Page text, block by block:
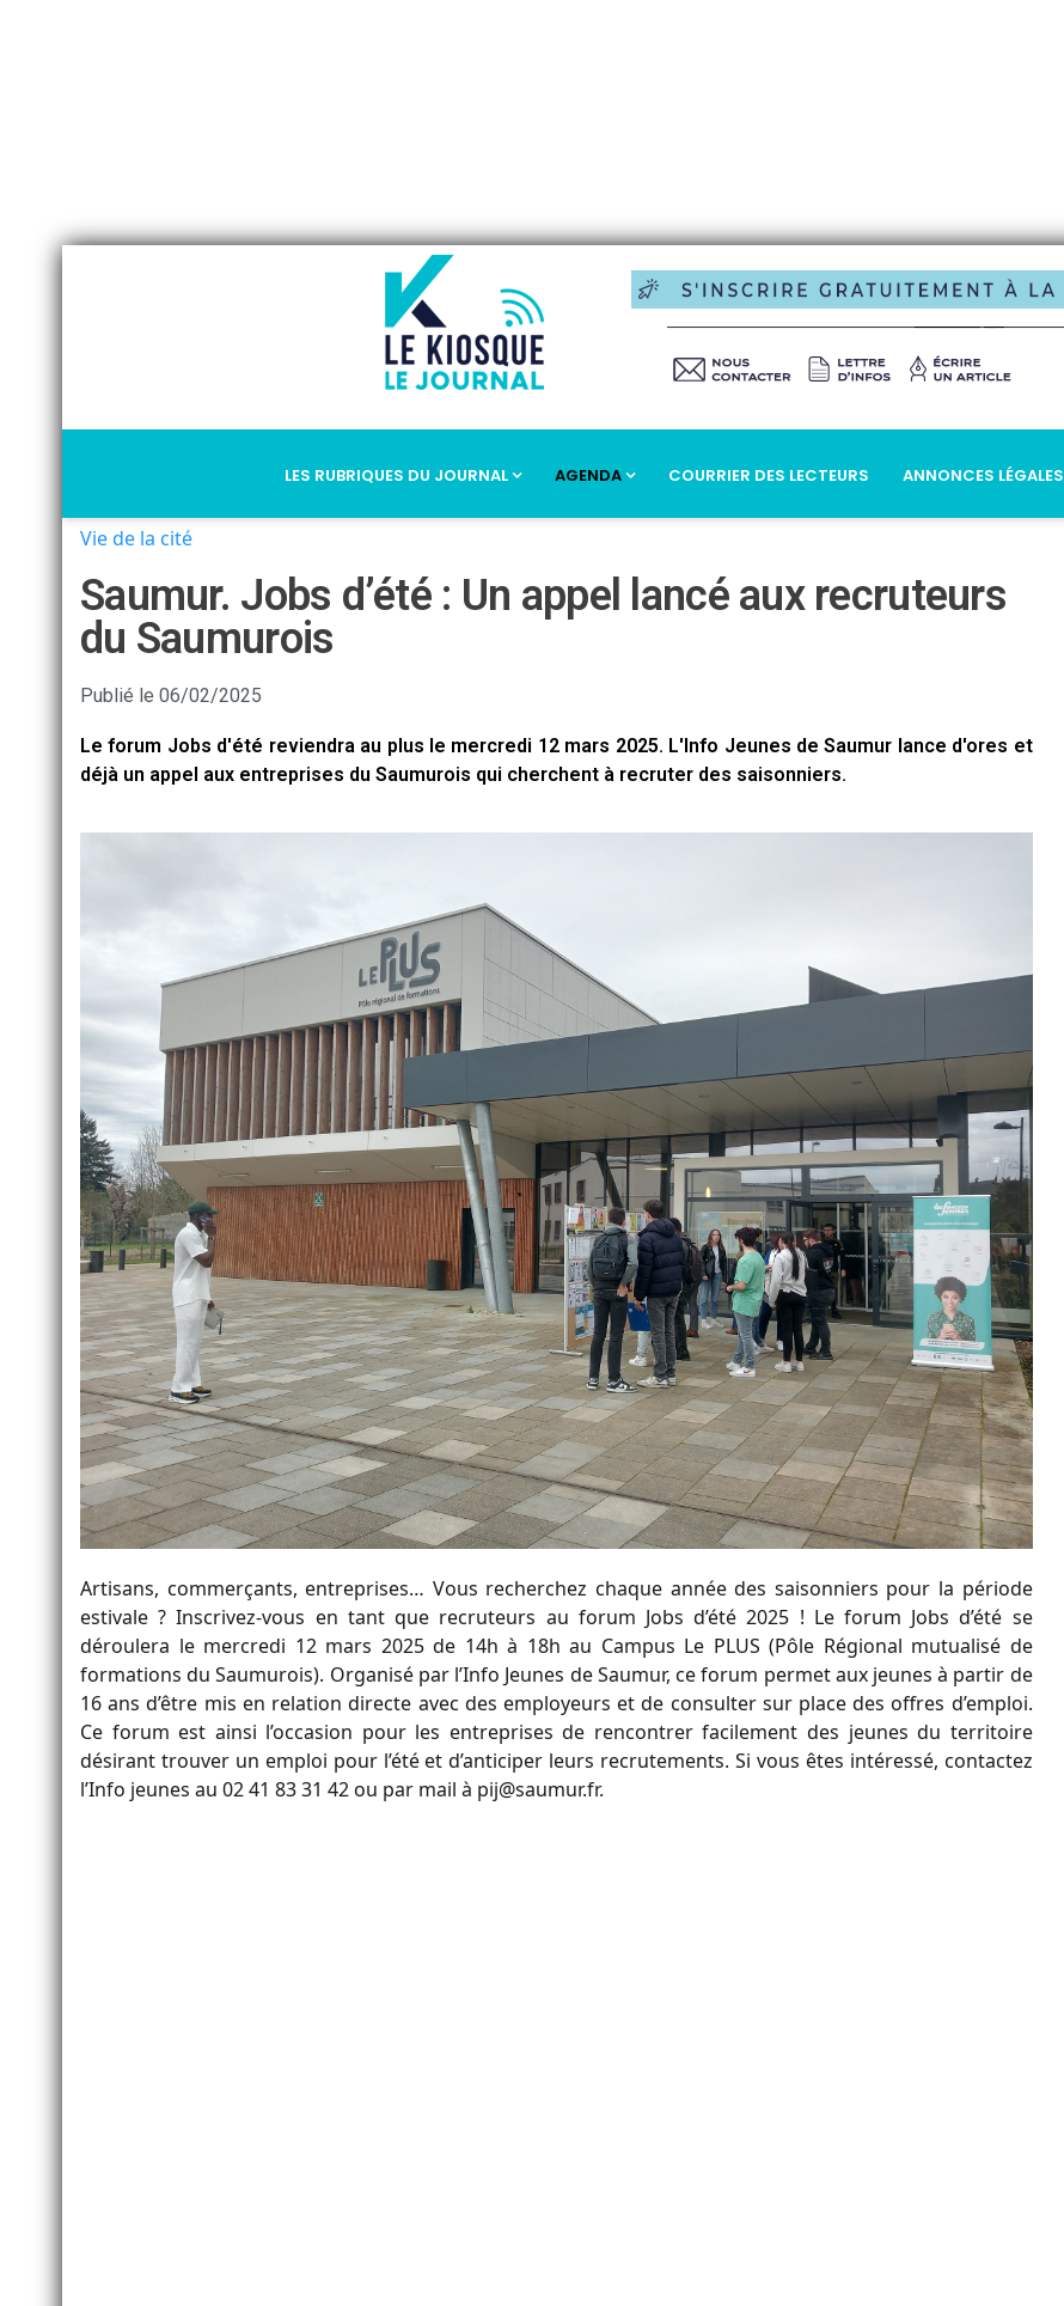
LES RUBRIQUES DU JOURNAL AGENDA COURRIER DES LECTEURS ANNONCES LÉGALES
Vie de la cité
Saumur. Jobs d’été : Un appel lancé aux recruteurs
du Saumurois
Publié le 06/02/2025
Le forum Jobs d'été reviendra au plus le mercredi 12 mars 2025. L'Info Jeunes de Saumur lance d'ores et
déjà un appel aux entreprises du Saumurois qui cherchent à recruter des saisonniers.
Artisans, commerçants, entreprises… Vous recherchez chaque année des saisonniers pour la période
estivale ? Inscrivez-vous en tant que recruteurs au forum Jobs d’été 2025 ! Le forum Jobs d’été se
déroulera le mercredi 12 mars 2025 de 14h à 18h au Campus Le PLUS (Pôle Régional mutualisé de
formations du Saumurois). Organisé par l’Info Jeunes de Saumur, ce forum permet aux jeunes à partir de
16 ans d’être mis en relation directe avec des employeurs et de consulter sur place des offres d’emploi.
Ce forum est ainsi l’occasion pour les entreprises de rencontrer facilement des jeunes du territoire
désirant trouver un emploi pour l’été et d’anticiper leurs recrutements. Si vous êtes intéressé, contactez
l’Info jeunes au 02 41 83 31 42 ou par mail à pij@saumur.fr.